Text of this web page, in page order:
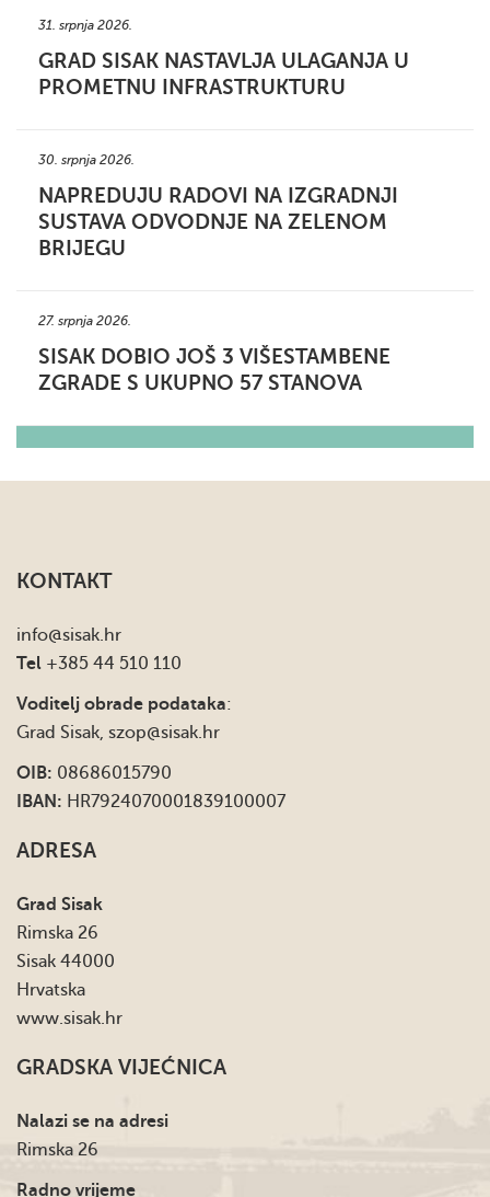
31. srpnja 2026.
GRAD SISAK NASTAVLJA ULAGANJA U
PROMETNU INFRASTRUKTURU
30. srpnja 2026.
NAPREDUJU RADOVI NA IZGRADNJI
SUSTAVA ODVODNJE NA ZELENOM
BRIJEGU
27. srpnja 2026.
SISAK DOBIO JOŠ 3 VIŠESTAMBENE
ZGRADE S UKUPNO 57 STANOVA
KONTAKT
info@sisak.hr
Tel +385 44 510 110
Voditelj obrade podataka:
Grad Sisak, szop@sisak.hr
OIB: 08686015790
IBAN: HR7924070001839100007
ADRESA
Grad Sisak
Rimska 26
Sisak 44000
Hrvatska
www.sisak.hr
GRADSKA VIJEĆNICA
Nalazi se na adresi
Rimska 26
Radno vrijeme